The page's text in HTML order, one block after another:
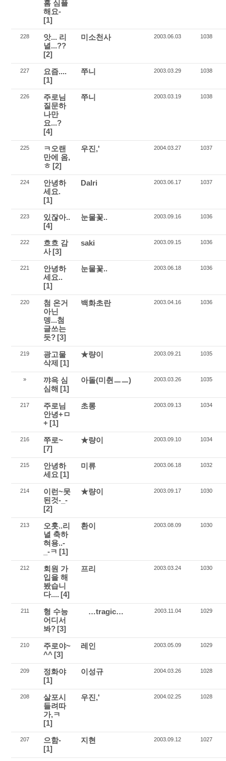
홈 심플
해요-
[1]
228
앗... 리
녈...??
[2]
미소천사 2003.06.03 1038
227
요즘....
[1]
쭈니 2003.03.29 1038
226
주로님
질문하
나만
요...?
[4]
쭈니 2003.03.19 1038
225
ㅋ오랜
만에 옴,
ㅎ [2]
우진,' 2004.03.27 1037
224
안녕하
세요.
[1]
Dalri 2003.06.17 1037
223
있잖아..
[4]
눈물꽃.. 2003.09.16 1036
222
흐흐 감
사[3]
saki 2003.09.15 1036
221
안녕하
세요..
[1]
눈물꽃.. 2003.06.18 1036
220
첨 온거
아닌
뎅...첨
글쓰는
듯? [3]
백화초란 2003.04.16 1036
219
광고물
삭제 [1]
★량이 2003.09.21 1035
»
꺄윽 심
심해 [1]
아돌(미췬ㅡㅡ) 2003.03.26 1035
217
주로님
안녕+ㅁ
+ [1]
초롱 2003.09.13 1034
216
쭈로~
[7]
★량이 2003.09.10 1034
215
안녕하
세요 [1]
미류 2003.06.18 1032
214
이런~못
된것-_-
[2]
★량이 2003.09.17 1030
213
오훗..리
녈 축하
혀용..-
_-ㅋ [1]
환이 2003.08.09 1030
212
회원 가
입을 해
봤습니
다.... [4]
프리 2003.03.24 1030
211
형 수능
어디서
봐? [3]
…tragic… 2003.11.04 1029
210
주로야~
^^ [3]
레인 2003.05.09 1029
209
정화야
[1]
이성규 2004.03.26 1028
208
살포시
들려따
가,ㅋ
[1]
우진,' 2004.02.25 1028
207
으함-
[1]
지현 2003.09.12 1027